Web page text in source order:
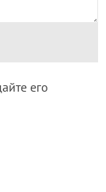
его